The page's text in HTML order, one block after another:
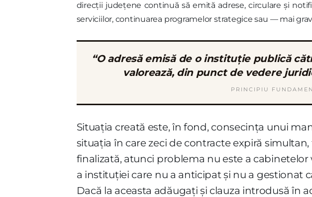
direcții județene continuă să emită adrese, circulare și
serviciilor, continuarea programelor strategice sau — mai
“O adresă emisă de o instituție publică
valorează, din punct de vedere
PRINCIPIU
Situația creată este, în fond, consecința unui
situația în care zeci de contracte expiră
finalizată, atunci problema nu este a
a instituției care nu a anticipat și nu a gestionat
Dacă la aceasta adăugați și clauza introdusă în